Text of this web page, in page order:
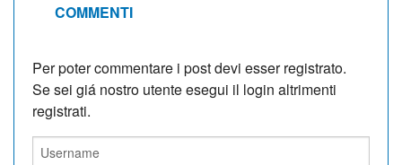
COMMENTI
Per poter commentare i post devi esser registrato.
Se sei giá nostro utente esegui il login altrimenti
registrati.